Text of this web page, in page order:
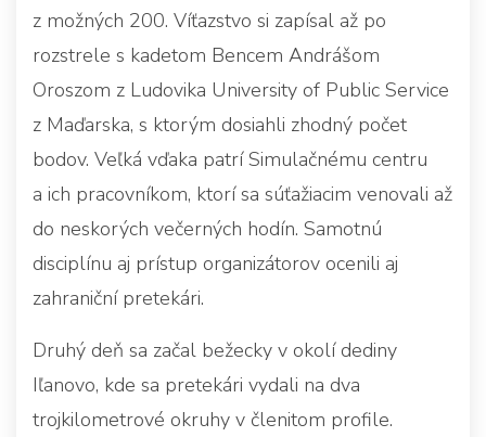
z možných 200. Víťazstvo si zapísal až po
rozstrele s kadetom Bencem Andrášom
Oroszom z Ludovika University of Public Service
z Maďarska, s ktorým dosiahli zhodný počet
bodov. Veľká vďaka patrí Simulačnému centru
a ich pracovníkom, ktorí sa súťažiacim venovali až
do neskorých večerných hodín. Samotnú
disciplínu aj prístup organizátorov ocenili aj
zahraniční pretekári.
Druhý deň sa začal bežecky v okolí dediny
Iľanovo, kde sa pretekári vydali na dva
trojkilometrové okruhy v členitom profile.